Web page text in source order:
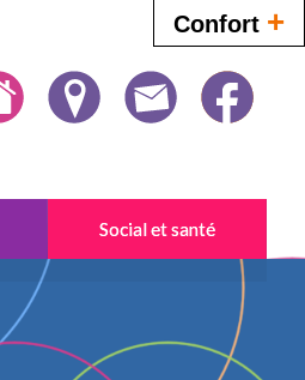
Confort +
Social et santé